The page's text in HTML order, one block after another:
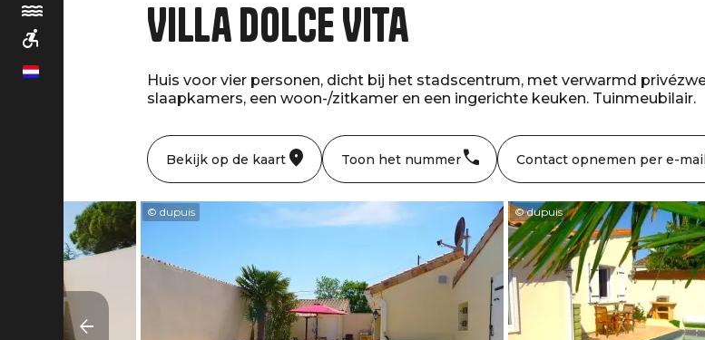
nl
Villa Dolce Vita
Huis voor vier personen, dicht bij het stadscentrum, met verwarmd
slaapkamers, een woon-/zitkamer en een ingerichte keuken. Tuinmeubilair.
Bekijk op de kaart Toon het nummer Contact opnemen per e-mail
© dupuis © dupuis